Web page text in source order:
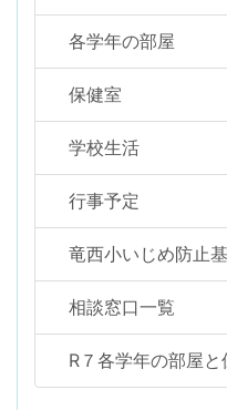
各学年の部屋
保健室
学校生活
行事予定
竜西小いじめ防止
相談窓口一覧
R７各学年の部屋と